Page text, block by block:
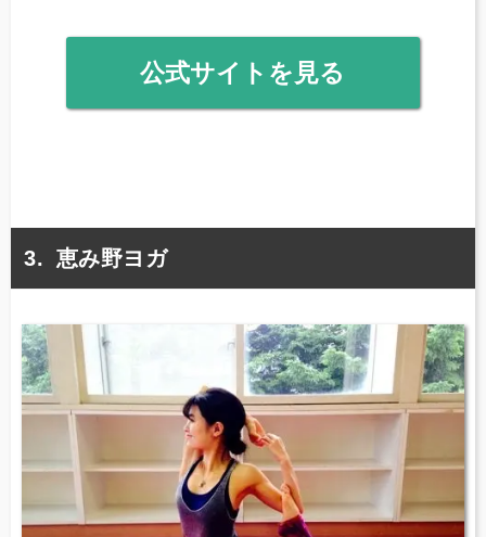
公式サイトを見る
恵み野ヨガ